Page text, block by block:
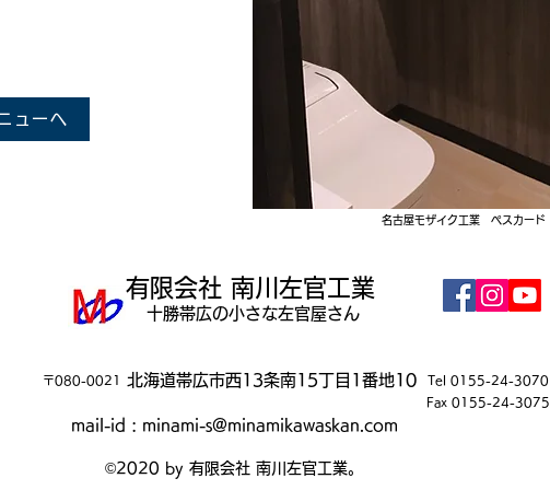
ューへ
名古屋モザイク工業 ペスカード
有限会社 南川左官工業
​十勝帯広の小さな左官屋さん
​ 北海道帯広市西13条南15丁目1番地10
〒080-0021
mail-id : minami-s@minamikawaskan.com
Tel 0155-24-3070
Fax 0155-24-3075
©2020 by 有限会社 南川左官工業。